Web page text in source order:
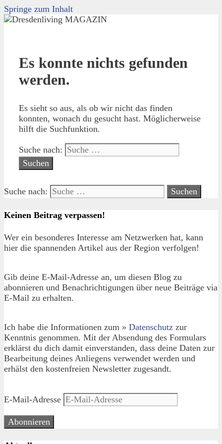
Springe zum Inhalt
Es konnte nichts gefunden
werden.
Es sieht so aus, als ob wir nicht das finden
konnten, wonach du gesucht hast. Möglicherweise
hilft die Suchfunktion.
Suche nach:
Suche nach:
Keinen Beitrag verpassen!
Wer ein besonderes Interesse am Netzwerken hat, kann
hier die spannenden Artikel aus der Region verfolgen!
Gib deine E-Mail-Adresse an, um diesen Blog zu
abonnieren und Benachrichtigungen über neue Beiträge via
E-Mail zu erhalten.
Ich habe die Informationen zum » Datenschutz zur
Kenntnis genommen. Mit der Absendung des Formulars
erklärst du dich damit einverstanden, dass deine Daten zur
Bearbeitung deines Anliegens verwendet werden und
erhälst den kostenfreien Newsletter zugesandt.
E-Mail-Adresse
Abonnieren